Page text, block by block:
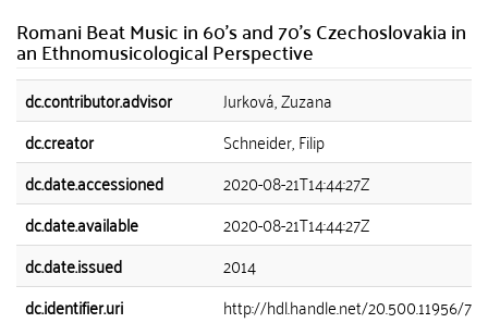
Romani Beat Music in 60's and 70's Czechoslovakia in
an Ethnomusicological Perspective
dc.contributor.advisor
Jurková, Zuzana
dc.creator
Schneider, Filip
dc.date.accessioned
2020-08-21T14:44:27Z
dc.date.available
2020-08-21T14:44:27Z
dc.date.issued
2014
dc.identifier.uri
http://hdl.handle.net/20.500.11956/